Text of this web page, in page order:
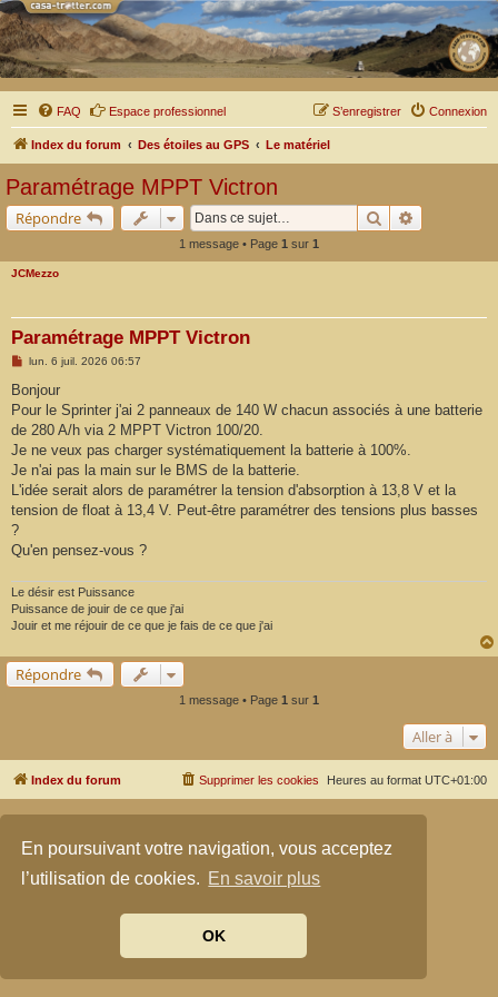
En poursuivant votre navigation, vous acceptez
l’utilisation de cookies. En savoir plus
OK
FAQ Espace professionnel Connexion
S’enregistrer
Index du forum Des étoiles au GPS Le matériel
Paramétrage MPPT Victron
Répondre Rechercher
1 message • Page 1 sur 1
JCMezzo
Paramétrage MPPT Victron
M
s
a
g
lun. 6 juil. 2026 06:57
Bonjour
Pour le Sprinter j'ai 2 panneaux de 140 W chacun associés à une batterie
de 280 A/h via 2 MPPT Victron 100/20.
Je ne veux pas charger systématiquement la batterie à 100%.
Je n'ai pas la main sur le BMS de la batterie.
L'idée serait alors de paramétrer la tension d'absorption à 13,8 V et la
tension de float à 13,4 V. Peut-être paramétrer des tensions plus basses
?
Qu'en pensez-vous ?
Le désir est Puissance
Puissance de jouir de ce que j'ai
Jouir et me réjouir de ce que je fais de ce que j'ai
Répondre
1 message • Page 1 sur 1
Aller à
Index du forum Heures au format UTC+01:00
Supprimer les cookies
Traduit par
phpBB-fr.com
Confidentialité
Conditions